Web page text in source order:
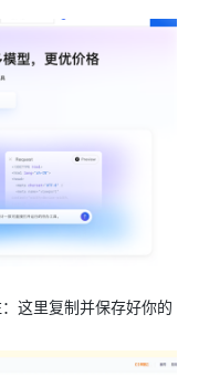
这里复制并保存好你的